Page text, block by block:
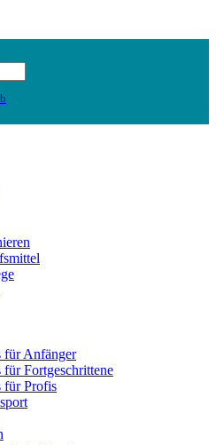
für Anfänger
Fortgeschrittene
für Profis